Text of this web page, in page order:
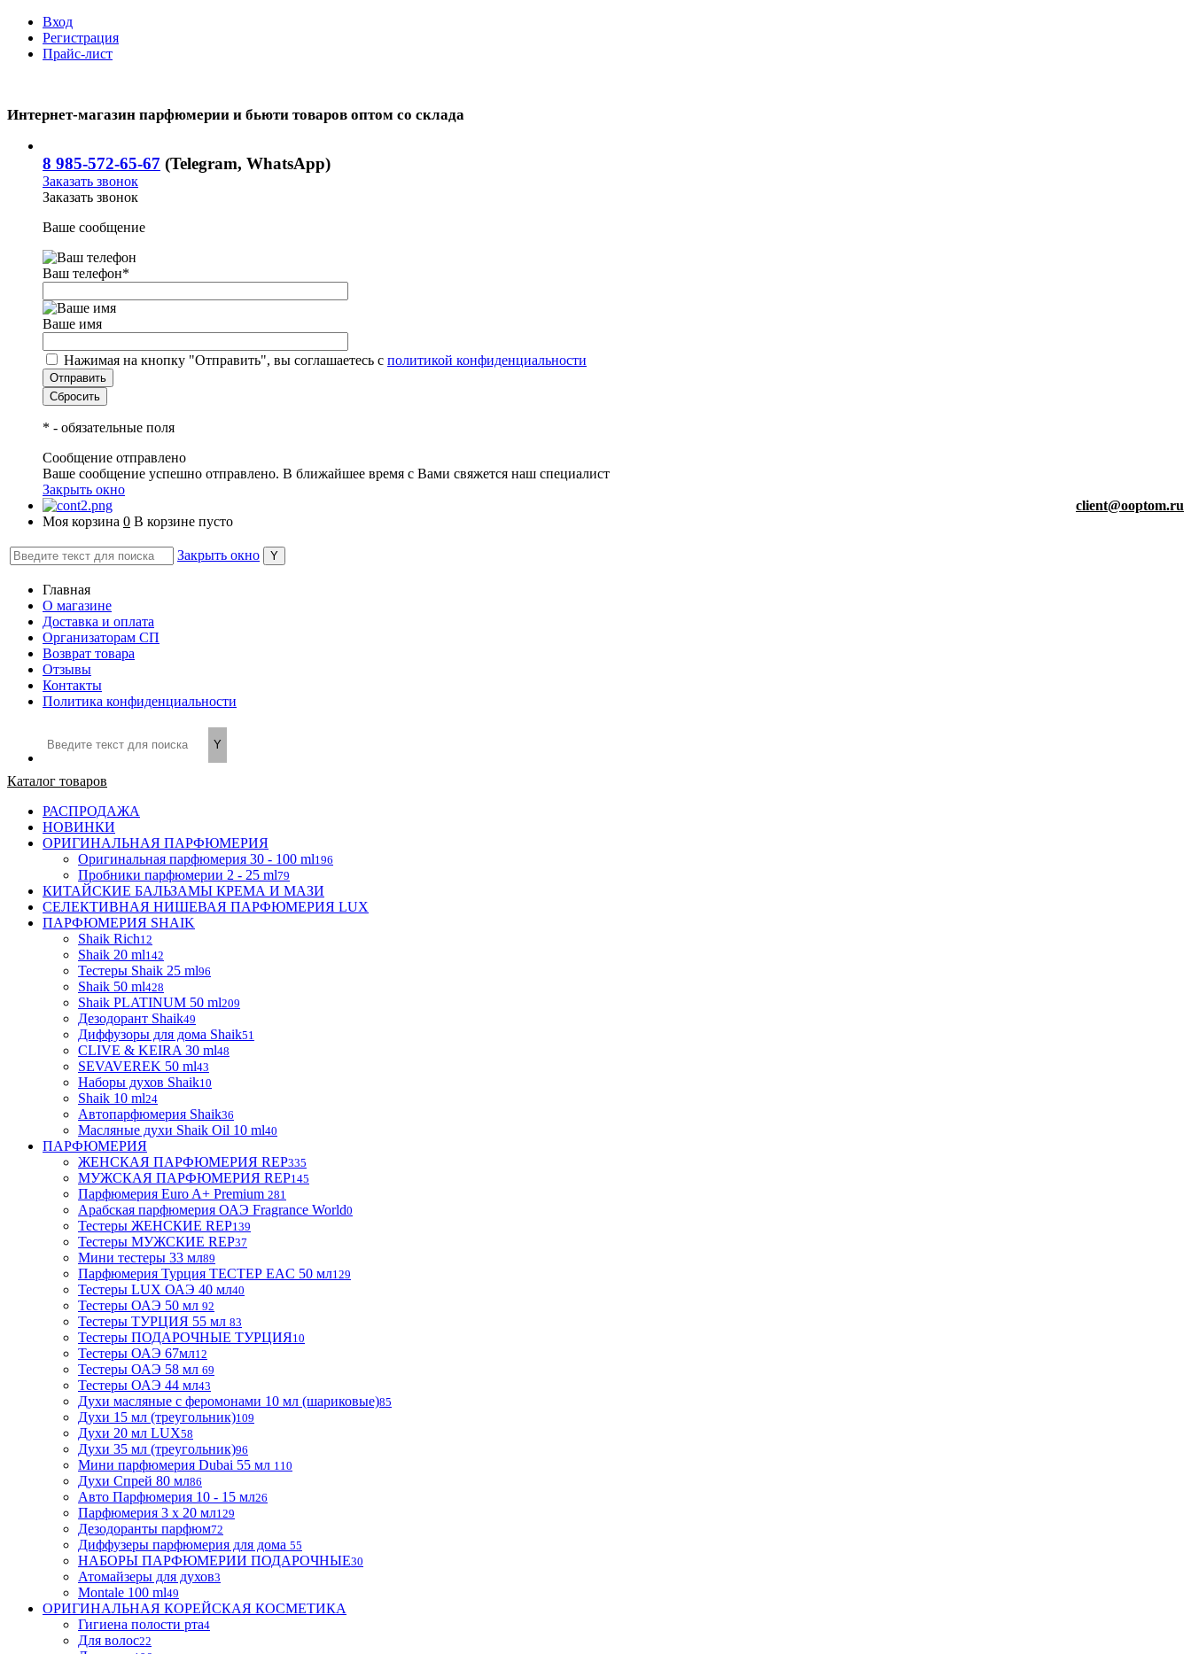
Вход
Регистрация
Прайс-лист
Интернет-магазин парфюмерии и бьюти товаров оптом со склада
8 985-572-65-67 (Telegram, WhatsApp)
Заказать звонок
Заказать звонок
Ваше сообщение
Ваш телефон*
Ваше имя
Нажимая на кнопку "Отправить", вы соглашаетесь с политикой конфиденциальности
* - обязательные поля
Сообщение отправлено
Ваше сообщение успешно отправлено. В ближайшее время с Вами свяжется наш специалист
Закрыть окно
client@ooptom.ru
Моя корзина 0 В корзине пусто
Закрыть окно
Главная
О магазине
Доставка и оплата
Организаторам СП
Возврат товара
Отзывы
Контакты
Политика конфиденциальности
Каталог товаров
РАСПРОДАЖА
НОВИНКИ
ОРИГИНАЛЬНАЯ ПАРФЮМЕРИЯ
Оригинальная парфюмерия 30 - 100 ml196
Пробники парфюмерии 2 - 25 ml79
КИТАЙСКИЕ БАЛЬЗАМЫ КРЕМА И МАЗИ
СЕЛЕКТИВНАЯ НИШЕВАЯ ПАРФЮМЕРИЯ LUX
ПАРФЮМЕРИЯ SHAIK
Shaik Rich12
Shaik 20 ml142
Тестеры Shaik 25 ml96
Shaik 50 ml428
Shaik PLATINUM 50 ml209
Дезодорант Shaik49
Диффузоры для дома Shaik51
CLIVE & KEIRA 30 ml48
SEVAVEREK 50 ml43
Наборы духов Shaik10
Shaik 10 ml24
Автопарфюмерия Shaik36
Масляные духи Shaik Oil 10 ml40
ПАРФЮМЕРИЯ
ЖЕНСКАЯ ПАРФЮМЕРИЯ REP335
МУЖСКАЯ ПАРФЮМЕРИЯ REP145
Парфюмерия Euro A+ Premium 281
Арабская парфюмерия ОАЭ Fragrance World0
Тестеры ЖЕНСКИЕ REP139
Тестеры МУЖСКИЕ REP37
Мини тестеры 33 мл89
Парфюмерия Турция ТЕСТЕР EAC 50 мл129
Тестеры LUX ОАЭ 40 мл40
Тестеры ОАЭ 50 мл 92
Тестеры ТУРЦИЯ 55 мл 83
Тестеры ПОДАРОЧНЫЕ ТУРЦИЯ10
Тестеры ОАЭ 67мл12
Тестеры ОАЭ 58 мл 69
Тестеры ОАЭ 44 мл43
Духи масляные с феромонами 10 мл (шариковые)85
Духи 15 мл (треугольник)109
Духи 20 мл LUX58
Духи 35 мл (треугольник)96
Мини парфюмерия Dubai 55 мл 110
Духи Спрей 80 мл86
Авто Парфюмерия 10 - 15 мл26
Парфюмерия 3 х 20 мл129
Дезодоранты парфюм72
Диффузеры парфюмерия для дома 55
НАБОРЫ ПАРФЮМЕРИИ ПОДАРОЧНЫЕ30
Атомайзеры для духов3
Montale 100 ml49
ОРИГИНАЛЬНАЯ КОРЕЙСКАЯ КОСМЕТИКА
Гигиена полости рта4
Для волос22